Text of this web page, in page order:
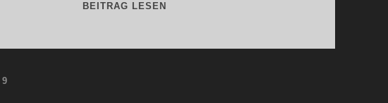
BEITRAG LESEN
9